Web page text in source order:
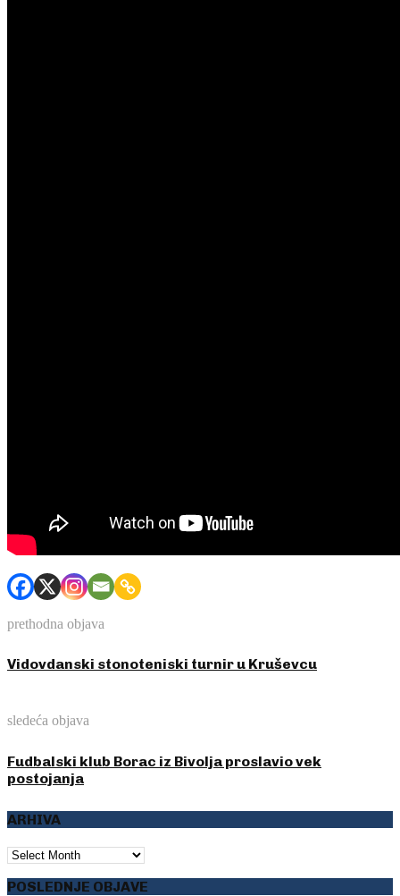
prethodna objava
Vidovdanski stonoteniski turnir u Kruševcu
sledeća objava
Fudbalski klub Borac iz Bivolja proslavio vek
postojanja
ARHIVA
ARHIVA
POSLEDNJE OBJAVE